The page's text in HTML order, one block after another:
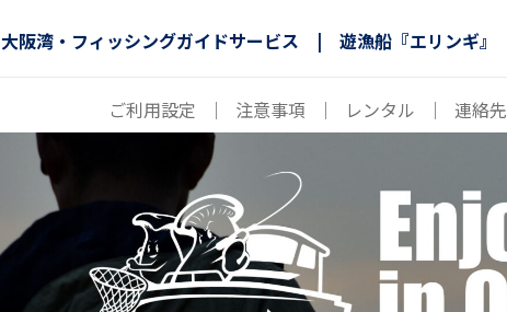
大阪湾・フィッシングガイドサービス | 遊漁船『エリンギ』
ご利用設定 ｜ 注意事項 ｜ レンタル ｜ 連絡先